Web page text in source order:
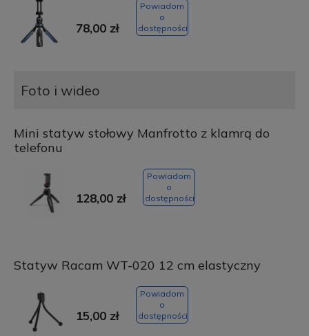
78,00 zł
Powiadom
o
dostępności
Foto i wideo
Mini statyw stołowy Manfrotto z klamrą do
telefonu
128,00 zł
Powiadom
o
dostępności
Statyw Racam WT-020 12 cm elastyczny
15,00 zł
Powiadom
o
dostępności